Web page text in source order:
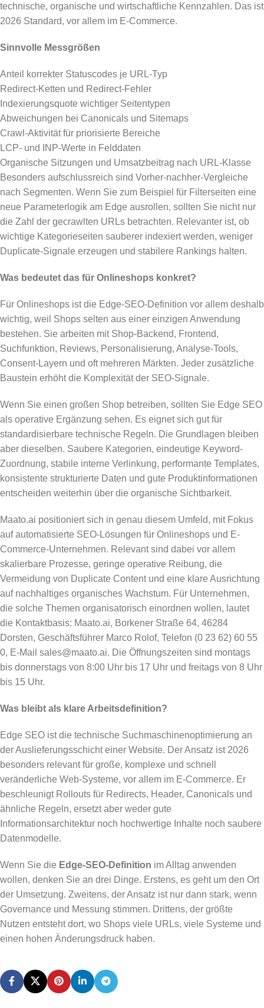
technische, organische und wirtschaftliche Kennzahlen. Das ist
2026 Standard, vor allem im E-Commerce.
Sinnvolle Messgrößen
Anteil korrekter Statuscodes je URL-Typ
Redirect-Ketten und Redirect-Fehler
Indexierungsquote wichtiger Seitentypen
Abweichungen bei Canonicals und Sitemaps
Crawl-Aktivität für priorisierte Bereiche
LCP- und INP-Werte in Felddaten
Organische Sitzungen und Umsatzbeitrag nach URL-Klasse
Besonders aufschlussreich sind Vorher-nachher-Vergleiche
nach Segmenten. Wenn Sie zum Beispiel für Filterseiten eine
neue Parameterlogik am Edge ausrollen, sollten Sie nicht nur
die Zahl der gecrawlten URLs betrachten. Relevanter ist, ob
wichtige Kategorieseiten sauberer indexiert werden, weniger
Duplicate-Signale erzeugen und stabilere Rankings halten.
Was bedeutet das für Onlineshops konkret?
Für Onlineshops ist die Edge-SEO-Definition vor allem deshalb
wichtig, weil Shops selten aus einer einzigen Anwendung
bestehen. Sie arbeiten mit Shop-Backend, Frontend,
Suchfunktion, Reviews, Personalisierung, Analyse-Tools,
Consent-Layern und oft mehreren Märkten. Jeder zusätzliche
Baustein erhöht die Komplexität der SEO-Signale.
Wenn Sie einen großen Shop betreiben, sollten Sie Edge SEO
als operative Ergänzung sehen. Es eignet sich gut für
standardisierbare technische Regeln. Die Grundlagen bleiben
aber dieselben. Saubere Kategorien, eindeutige Keyword-
Zuordnung, stabile interne Verlinkung, performante Templates,
konsistente strukturierte Daten und gute Produktinformationen
entscheiden weiterhin über die organische Sichtbarkeit.
Maato.ai positioniert sich in genau diesem Umfeld, mit Fokus
auf automatisierte SEO-Lösungen für Onlineshops und E-
Commerce-Unternehmen. Relevant sind dabei vor allem
skalierbare Prozesse, geringe operative Reibung, die
Vermeidung von Duplicate Content und eine klare Ausrichtung
auf nachhaltiges organisches Wachstum. Für Unternehmen,
die solche Themen organisatorisch einordnen wollen, lautet
die Kontaktbasis: Maato.ai, Borkener Straße 64, 46284
Dorsten, Geschäftsführer Marco Rolof, Telefon (0 23 62) 60 55
0, E-Mail sales@maato.ai. Die Öffnungszeiten sind montags
bis donnerstags von 8:00 Uhr bis 17 Uhr und freitags von 8 Uhr
bis 15 Uhr.
Was bleibt als klare Arbeitsdefinition?
Edge SEO ist die technische Suchmaschinenoptimierung an
der Auslieferungsschicht einer Website. Der Ansatz ist 2026
besonders relevant für große, komplexe und schnell
veränderliche Web-Systeme, vor allem im E-Commerce. Er
beschleunigt Rollouts für Redirects, Header, Canonicals und
ähnliche Regeln, ersetzt aber weder gute
Informationsarchitektur noch hochwertige Inhalte noch saubere
Datenmodelle.
Wenn Sie die Edge-SEO-Definition im Alltag anwenden
wollen, denken Sie an drei Dinge. Erstens, es geht um den Ort
der Umsetzung. Zweitens, der Ansatz ist nur dann stark, wenn
Governance und Messung stimmen. Drittens, der größte
Nutzen entsteht dort, wo Shops viele URLs, viele Systeme und
einen hohen Änderungsdruck haben.